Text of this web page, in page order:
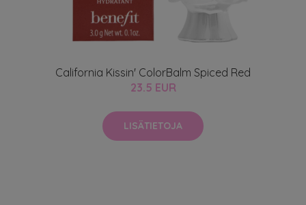
California Kissin' ColorBalm Spiced Red
23.5 EUR
LISÄTIETOJA